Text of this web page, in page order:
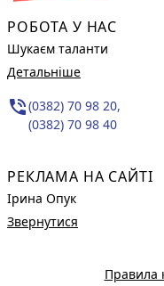
РОБОТА У НАС
Шукаєм таланти
Детальніше
phone_in_talk(0382) 70 98 20,
(0382) 70 98 40
РЕКЛАМА НА САЙТІ
Ірина Опук
Звернутися
Правила